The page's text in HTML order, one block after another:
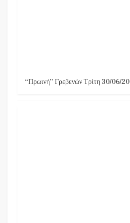
“Πρωινή” Γρεβενών Τρίτη 30/06/20